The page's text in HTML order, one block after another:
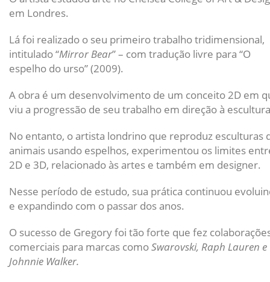
em Londres.
Lá foi realizado o seu primeiro trabalho tridimensional,
intitulado “Mirror Bear” – com tradução livre para “O
espelho do urso” (2009).
A obra é um desenvolvimento de um conceito 2D em
viu a progressão de seu trabalho em direção à
No entanto, o artista londrino que reproduz esculturas
animais usando espelhos, experimentou os limites
2D e 3D, relacionado às artes e também em designer.
Nesse período de estudo, sua prática continuou
e expandindo com o passar dos anos.
O sucesso de Gregory foi tão forte que fez
comerciais para marcas comoSwarovski, Raph Lauren e
Johnnie Walker.